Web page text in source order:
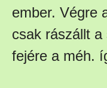
ember. Végre
csak rászállt
fejére a méh.